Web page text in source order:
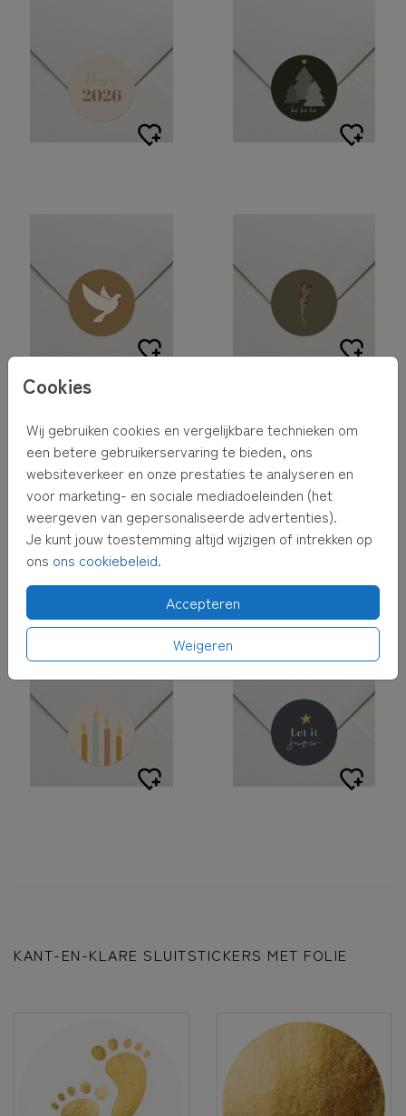
Cookies
Wij gebruiken cookies en vergelijkbare technieken om
een betere gebruikerservaring te bieden, ons
websiteverkeer en onze prestaties te analyseren en
voor marketing- en sociale mediadoeleinden (het
weergeven van gepersonaliseerde advertenties).
Je kunt jouw toestemming altijd wijzigen of intrekken op
ons ons cookiebeleid.
Accepteren
Weigeren
KANT-EN-KLARE SLUITSTICKERS MET FOLIE